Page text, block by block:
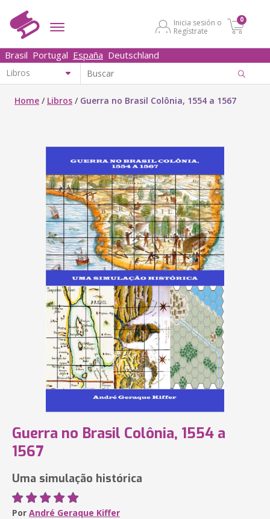
Inicia sesión o
Regístrate
0
Brasil Portugal España Deutschland
Home / Libros / Guerra no Brasil Colônia, 1554 a 1567
Guerra no Brasil Colônia, 1554 a
1567
Uma simulação histórica
Por André Geraque Kiffer